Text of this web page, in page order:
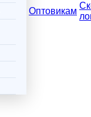
Оптовикам